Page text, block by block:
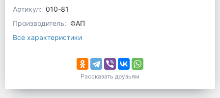
Артикул: 010-81
Производитель: ФАП
Все характеристики
Рассказать друзьям